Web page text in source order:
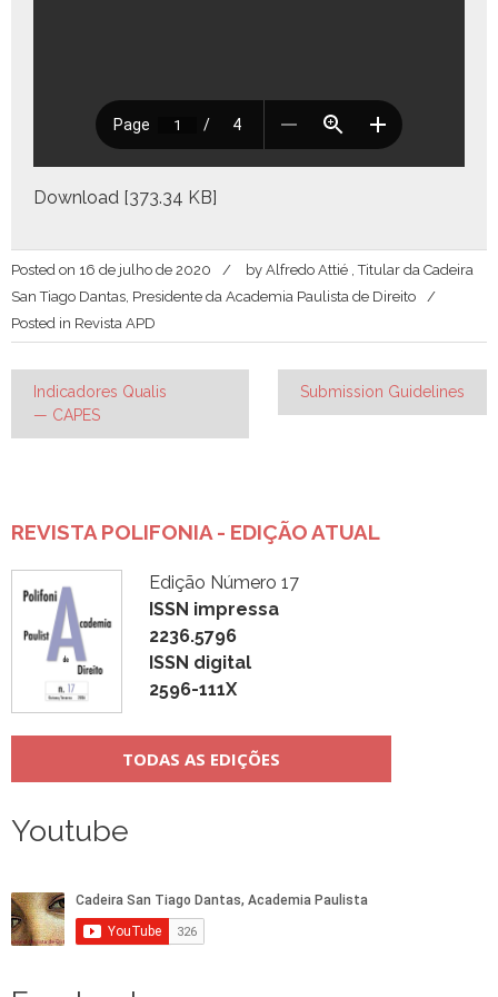
Down­load [373.34 KB]
Posted on 16 de julho de 2020 by Alfredo Attié , Titular da Cadeira
San Tiago Dantas, Presidente da Academia Paulista de Direito
Posted in Revista APD
Navegação
Indicadores Qualis
— CAPES
Submission Guidelines
REVISTA POLIFONIA - EDIÇÃO ATUAL
Edição Número 17
ISSN impressa
2236.5796
ISSN digital
2596-111X
TODAS AS EDIÇÕES
Youtube